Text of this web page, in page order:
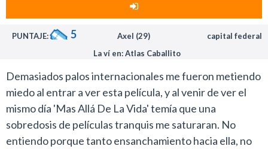
una pequeña participación de Rufus Sewell (Corazón
El director del apellido largo, que es conveniente
limitarse a llamarlo por su nombre, Florian, hizo un gran
trabajo retratando bellísimos paisajes europeos,
especialmente en Venecia, que no deja de ser un
personaje más en el film.
El guión de Christopher McQuarrie (Los sospechosos
de siempre) juega claramente con una historia de
PUNTAJE: 5 Axel (29)
capital federal
La ví en: Atlas Caballito
Demasiados palos internacionales me fueron metiendo
miedo al entrar a ver esta película, y al venir de ver el
mismo día 'Mas Allá De La Vida' temía que una
sobredosis de películas tranquis me saturaran. No
entiendo porque tanto ensanchamiento hacia ella, no